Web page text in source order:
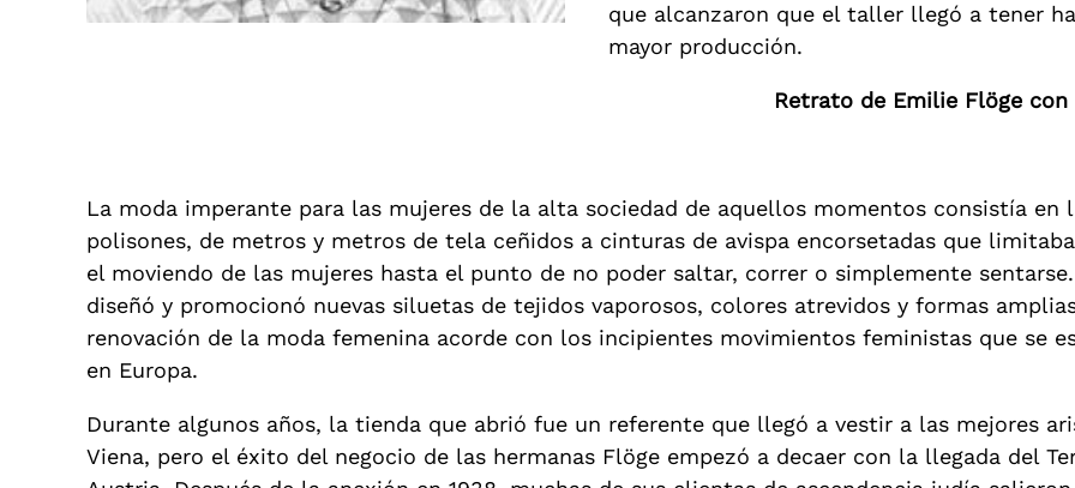
que alcanzaron que el taller llegó a tener
mayor producción.
Retrato de Emilie Flöge con
La moda imperante para las mujeres de la alta sociedad de aquellos momentos consistía en
polisones, de metros y metros de tela ceñidos a cinturas de avispa encorsetadas que
el moviendo de las mujeres hasta el punto de no poder saltar, correr o simplemente
diseñó y promocionó nuevas siluetas de tejidos vaporosos, colores atrevidos y formas
renovación de la moda femenina acorde con los incipientes movimientos feministas que se
en Europa.
Durante algunos años, la tienda que abrió fue un referente que llegó a vestir a las mejores
Viena, pero el éxito del negocio de las hermanas Flöge empezó a decaer con la llegada del